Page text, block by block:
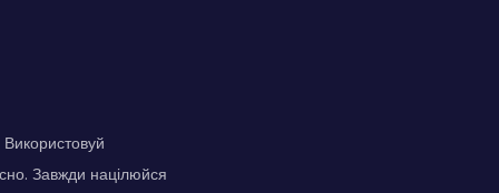
Завжди націлюйся